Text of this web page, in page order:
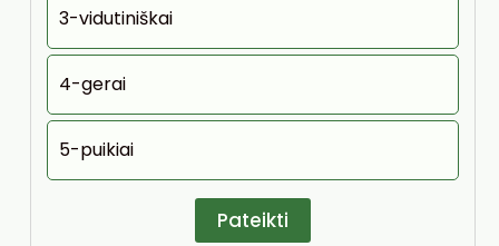
3-vidutiniškai
4-gerai
5-puikiai